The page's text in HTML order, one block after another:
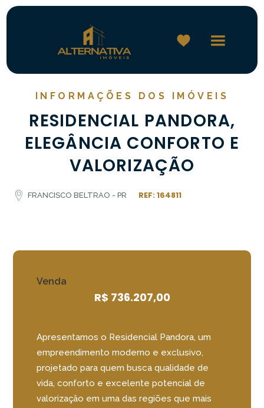
INFORMAÇÕES DOS IMÓVEIS
RESIDENCIAL PANDORA,
ELEGÂNCIA CONFORTO E
VALORIZAÇÃO
FRANCISCO BELTRAO - PR REF: 164811
Venda
R$ 736.207,00
Apresentamos o Residencial Pandora, um
empreendimento moderno e exclusivo,
projetado para quem busca qualidade de
vida, conforto e excelente potencial de
valorização em uma das regiões que mais